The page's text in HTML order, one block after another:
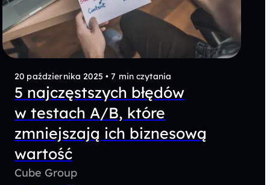
20 października 2025 • 7 min czytania
5 najczęstszych błędów
w testach A/B, które
zmniejszają ich biznesową
wartość
Cube Group